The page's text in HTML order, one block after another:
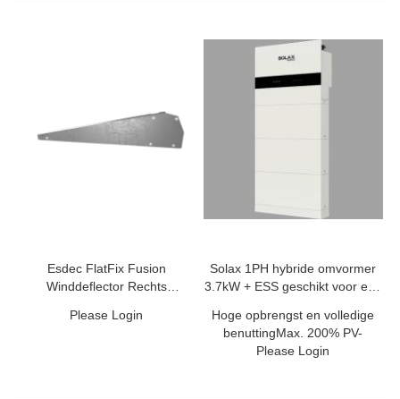
Esdec FlatFix Fusion
Winddeflector Rechts
Please Login
Solax 1PH hybride omvormer
3.7kW + ESS geschikt voor een
Hoge opbrengst en volledige
benuttingMax. 200% PV-
Please Login